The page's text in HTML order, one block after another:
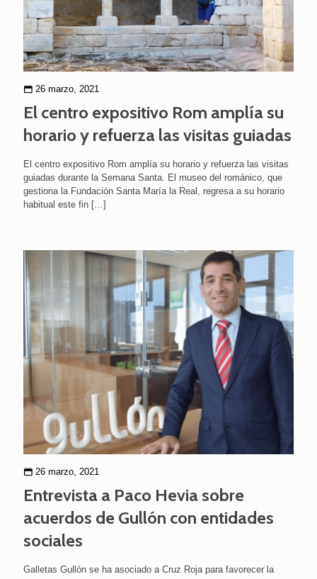
26 marzo, 2021
El centro expositivo Rom amplía su
horario y refuerza las visitas guiadas
El centro expositivo Rom amplía su horario y refuerza las visitas
guiadas durante la Semana Santa. El museo del románico, que
gestiona la Fundación Santa María la Real, regresa a su horario
habitual este fin […]
26 marzo, 2021
Entrevista a Paco Hevia sobre
acuerdos de Gullón con entidades
sociales
Galletas Gullón se ha asociado a Cruz Roja para favorecer la